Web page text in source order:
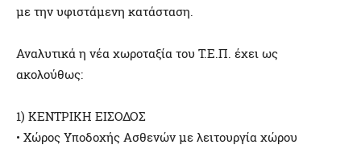
με την υφιστάμενη κατάσταση.
Αναλυτικά η νέα χωροταξία του Τ.Ε.Π. έχει ως
ακολούθως:
1) ΚΕΝΤΡΙΚΗ ΕΙΣΟΔΟΣ
• Χώρος Υποδοχής Ασθενών με λειτουργία χώρου